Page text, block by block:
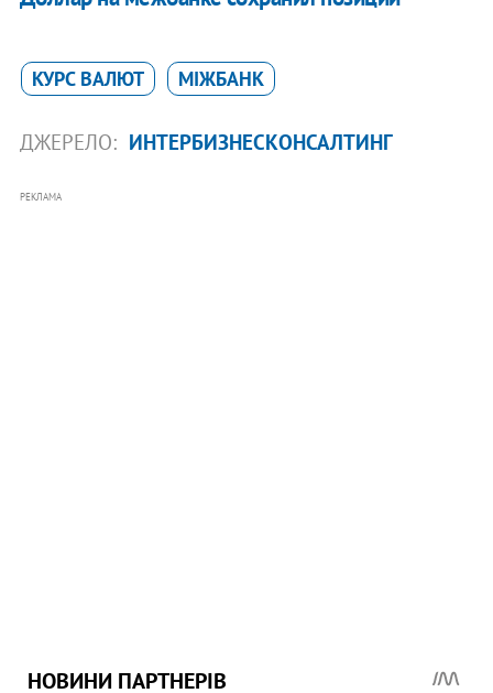
КУРС ВАЛЮТ МІЖБАНК
ДЖЕРЕЛО: ИНТЕРБИЗНЕСКОНСАЛТИНГ
РЕКЛАМА